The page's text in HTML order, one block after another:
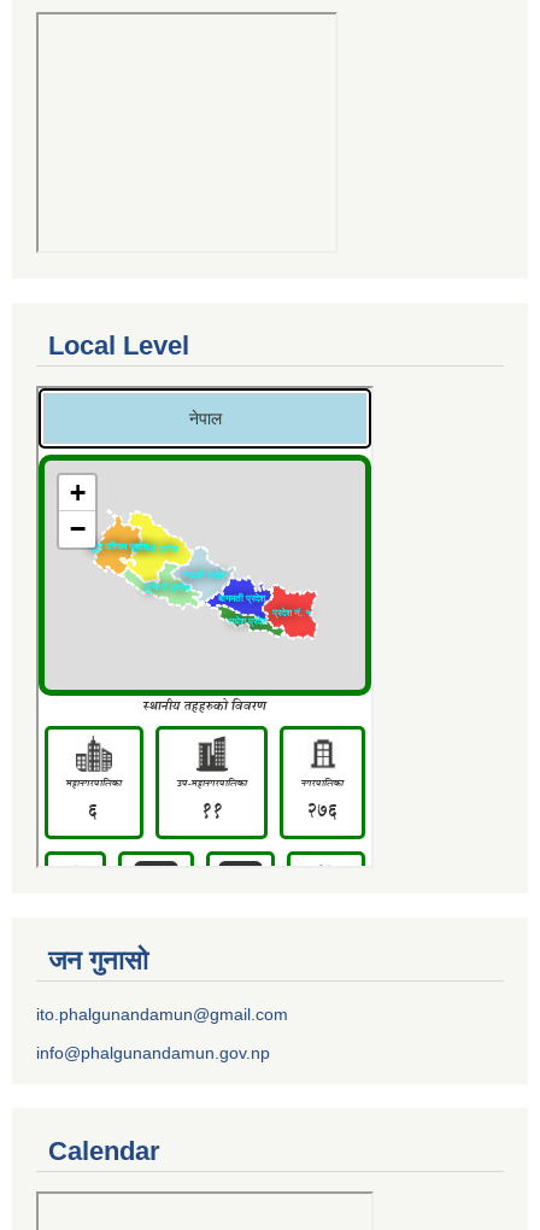
Local Level
जन गुनासो
ito.phalgunandamun@gmail.com
info@phalgunandamun.gov.np
Calendar